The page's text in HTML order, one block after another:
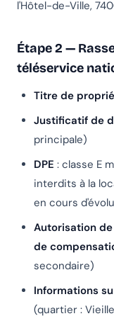
l'Hôtel-de-Ville,
Étape 2 —
téléservice
Titre de
Justificatif de
principale)
DPE : classe E
interdits à la
en cours
Autorisation
de
secondaire)
Informations
(quartier :